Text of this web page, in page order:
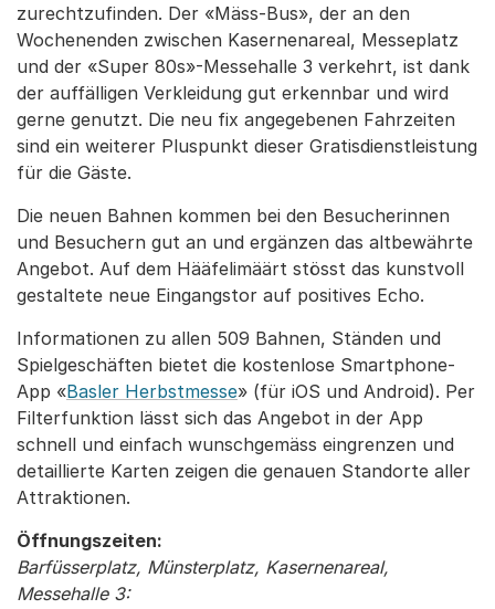
zurechtzufinden. Der «Mäss-Bus», der an den
Wochenenden zwischen Kasernenareal, Messeplatz
und der «Super 80s»-Messehalle 3 verkehrt, ist dank
der auffälligen Verkleidung gut erkennbar und wird
gerne genutzt. Die neu fix angegebenen Fahrzeiten
sind ein weiterer Pluspunkt dieser Gratisdienstleistung
für die Gäste.
Die neuen Bahnen kommen bei den Besucherinnen
und Besuchern gut an und ergänzen das altbewährte
Angebot. Auf dem Hääfelimäärt stösst das kunstvoll
gestaltete neue Eingangstor auf positives Echo.
Informationen zu allen 509 Bahnen, Ständen und
Spielgeschäften bietet die kostenlose Smartphone-
App «Basler Herbstmesse» (für iOS und Android). Per
Filterfunktion lässt sich das Angebot in der App
schnell und einfach wunschgemäss eingrenzen und
detaillierte Karten zeigen die genauen Standorte aller
Attraktionen.
Öffnungszeiten:
Barfüsserplatz, Münsterplatz, Kasernenareal,
Messehalle 3: